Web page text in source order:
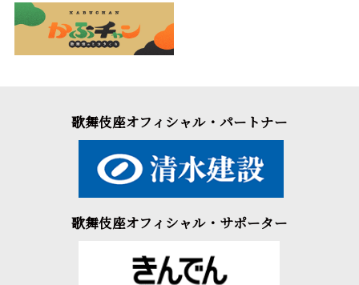
歌舞伎座オフィシャル・パートナー
歌舞伎座オフィシャル・サポーター